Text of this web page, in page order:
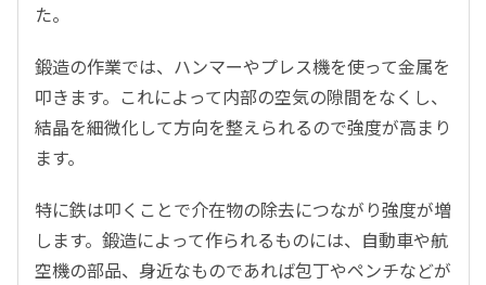
た。
鍛造の作業では、ハンマーやプレス機を使って金属を
叩きます。これによって内部の空気の隙間をなくし、
結晶を細微化して方向を整えられるので強度が高まり
ます。
特に鉄は叩くことで介在物の除去につながり強度が増
します。鍛造によって作られるものには、自動車や航
空機の部品、身近なものであれば包丁やペンチなどが